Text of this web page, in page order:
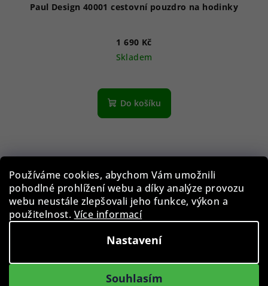
Používáme cookies, abychom Vám umožnili
pohodlné prohlížení webu a díky analýze provozu
webu neustále zlepšovali jeho funkce, výkon a
použitelnost. Více informací
Nastavení
Souhlasím
Paul Design 40001 cestovní pouzdro na hodinky
1 690 Kč
Skladem
Do košíku